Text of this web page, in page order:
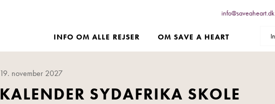
info@saveaheart.dk
INFO OM ALLE REJSER OM SAVE A HEART
19. november 2027
KALENDER SYDAFRIKA SKOLE